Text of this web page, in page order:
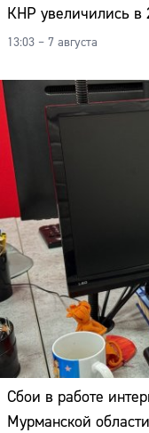
КНР увеличились в
13:03 – 7 августа
Сбои в работе
Мурманской области